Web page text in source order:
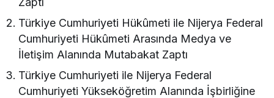
Türkiye Cumhuriyeti Hükûmeti ile Nijerya Federal
Cumhuriyeti Hükûmeti Arasında Medya ve
İletişim Alanında Mutabakat Zaptı
Türkiye Cumhuriyeti ile Nijerya Federal
Cumhuriyeti Yükseköğretim Alanında İşbirliğine